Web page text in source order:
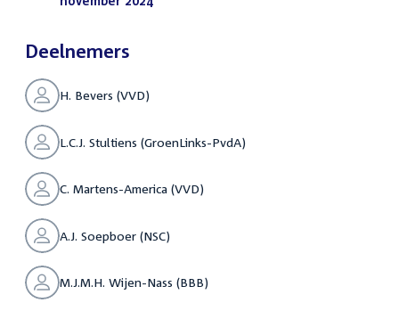
Deelnemers
H. Bevers (VVD)
L.C.J. Stultiens (GroenLinks-PvdA)
C. Martens-America (VVD)
A.J. Soepboer (NSC)
M.J.M.H. Wijen-Nass (BBB)